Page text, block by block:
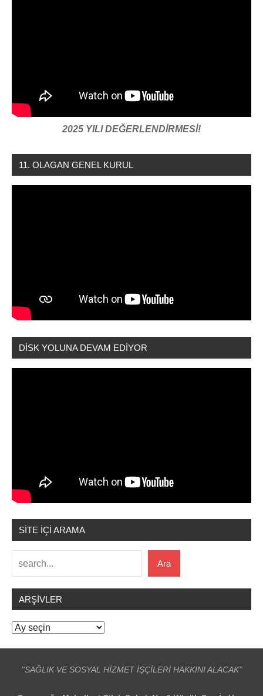
2025 YILI DEĞERLENDİRMESİ!
11. OLAGAN GENEL KURUL
DİSK YOLUNA DEVAM EDİYOR
SİTE İÇİ ARAMA
Ara
ARŞIVLER
Arşivler
''SAĞLIK VE SOSYAL HİZMET İŞÇİLERİ HAKKINI ALACAK''